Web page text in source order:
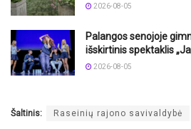
2026-08-05
Palangos senojoje
išskirtinis spektaklis
2026-08-05
Šaltinis: Raseinių rajono savivaldybė